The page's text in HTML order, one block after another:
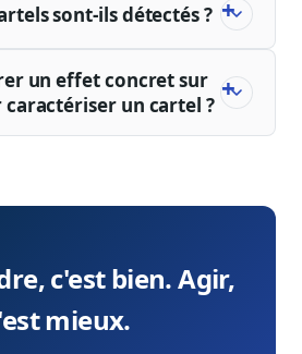
sont-ils détectés ?
un effet concret sur
un cartel ?
c'est bien. Agir,
mieux.